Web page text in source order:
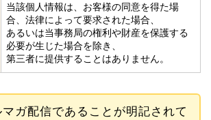
当該個人情報は、お客様の同意を得た場
合、法律によって要求された場合、
あるいは当事務局の権利や財産を保護する
必要が生じた場合を除き、
第三者に提供することはありません。
マガ配信であることが明記されて